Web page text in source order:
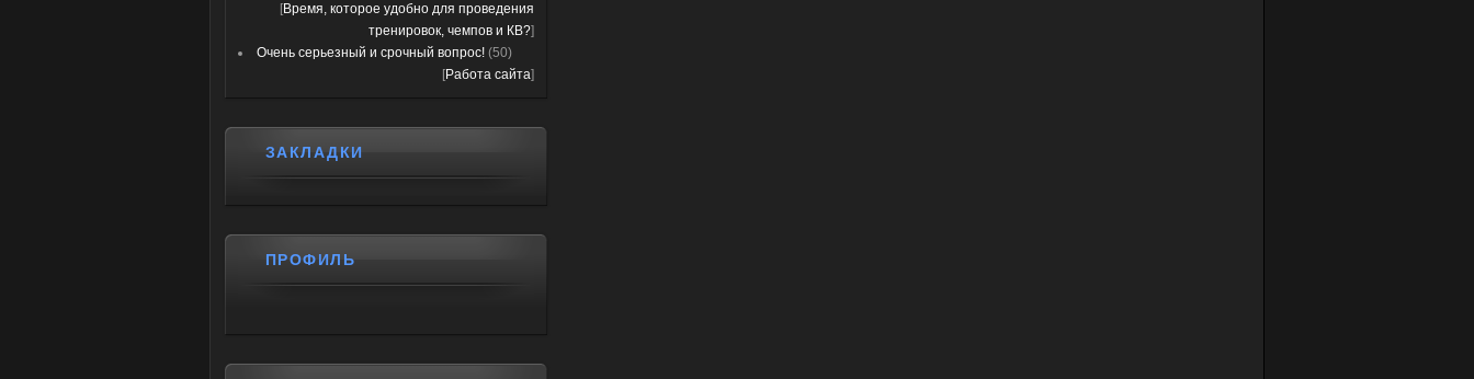
[Время, которое удобно для проведения
тренировок, чемпов и КВ?]
Очень серьезный и срочный вопрос! (50)
[Работа сайта]
ЗАКЛАДКИ
ПРОФИЛЬ